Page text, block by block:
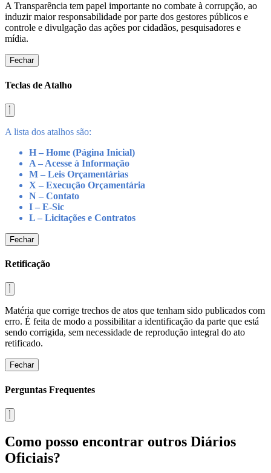
A Transparência tem papel importante no combate à corrupção, ao
induzir maior responsabilidade por parte dos gestores públicos e
controle e divulgação das ações por cidadãos, pesquisadores e
mídia.
Fechar
Teclas de Atalho
A lista dos atalhos são:
H – Home (Página Inicial)
A – Acesse à Informação
M – Leis Orçamentárias
X – Execução Orçamentária
N – Contato
I – E-Sic
L – Licitações e Contratos
Fechar
Retificação
Matéria que corrige trechos de atos que tenham sido publicados com
erro. É feita de modo a possibilitar a identificação da parte que está
sendo corrigida, sem necessidade de reprodução integral do ato
retificado.
Fechar
Perguntas Frequentes
Como posso encontrar outros Diários
Oficiais?